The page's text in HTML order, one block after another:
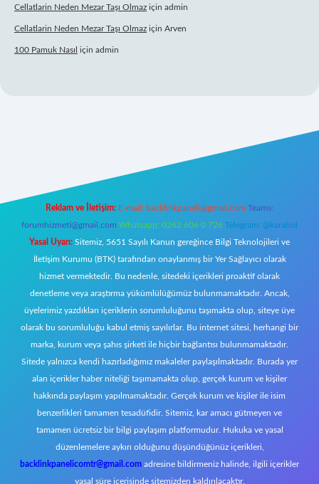
Cellatlarin Neden Mezar Taşı Olmaz için admin
Cellatlarin Neden Mezar Taşı Olmaz için Arven
100 Pamuk Nasıl için admin
Reklam ve İletişim: E-mail: backlinkpaneli@gmail.com Teams:
forumhizmeti@gmail.com Whatsapp: 0262 606 0 726 Telegram: @karabul
Yasal Uyarı: Sitemiz, 5651 Sayılı Kanun gereğince Bilgi Teknolojileri ve
İletişim Kurumu (BTK) tarafından onaylanmış bir Yer Sağlayıcı olarak
hizmet vermektedir. Bu nedenle, sitedeki içerikleri proaktif olarak
denetleme veya araştırma yükümlülüğümüz bulunmamaktadır. Ancak,
üyelerimiz yazdıkları içeriklerin sorumluluğunu taşımakta olup, siteye üye
olarak bu sorumluluğu kabul etmiş sayılırlar. Bu internet sitesi, herhangi bir
marka, kurum veya şahıs şirketi ile hiçbir bağlantısı bulunmamaktadır.
Sitede yalnızca kendi hazırladığımız makaleler paylaşılmaktadır. Burada yer
alan içerikler haber niteliği taşımamakta olup, gerçek kurum ve kişiler
hakkında paylaşım yapılmamaktadır. Gerçek kurum ve kişiler ile isim
benzerlikleri tamamen tesadüfidir. Sitemiz, kar amacı gütmeyen ve
tamamen ücretsiz bir bilgi paylaşım platformudur. Hukuka ve yasal
düzenlemelere aykırı olduğunu düşündüğünüz içerikleri,
backlinkpanelicomtr@gmail.com adresine bildirmeniz halinde, ilgili içerikler
yasal süre içerisinde sitemizden kaldırılacaktır.